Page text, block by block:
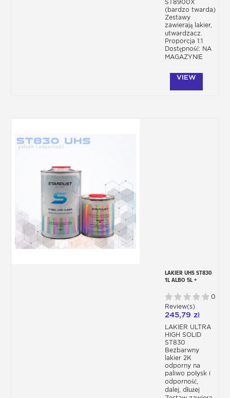
ST8900X
(bardzo twarda)
Zestawy
zawierają lakier,
utwardzacz.
Proporcja 1:1
Dostępność: NA
MAGAZYNIE
VIEW
LAKIER UHS ST830
1L ALBO 5L +
ROZPUSZCZALNIK 0
Review(s)
245,79 zł
LAKIER ULTRA
HIGH SOLID
ST830
Bezbarwny
lakier 2K
odporny na
paliwo połysk i
odporność,
dalej, dłużej